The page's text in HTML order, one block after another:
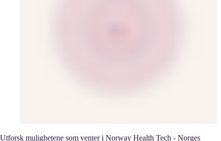
Utforsk mulighetene som venter i Norway Health Tech - Norges